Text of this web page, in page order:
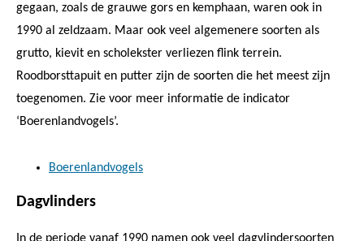
gegaan, zoals de grauwe gors en kemphaan, waren ook in
1990 al zeldzaam. Maar ook veel algemenere soorten als
grutto, kievit en scholekster verliezen flink terrein.
Roodborsttapuit en putter zijn de soorten die het meest zijn
toegenomen. Zie voor meer informatie de indicator
‘Boerenlandvogels’.
Boerenlandvogels
Dagvlinders